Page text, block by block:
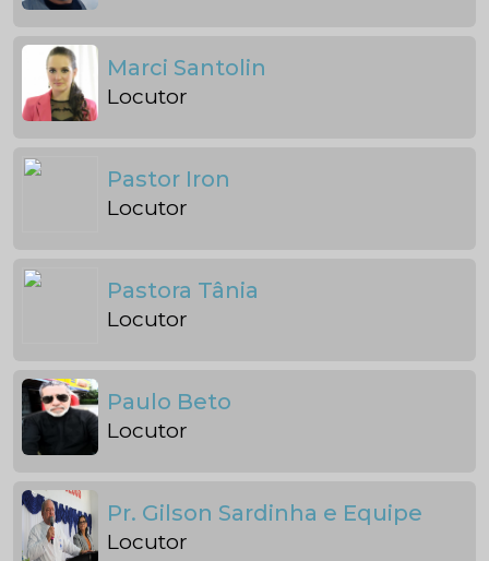
Marci Santolin
Locutor
Pastor Iron
Locutor
Pastora Tânia
Locutor
Paulo Beto
Locutor
Pr. Gilson Sardinha e Equipe
Locutor